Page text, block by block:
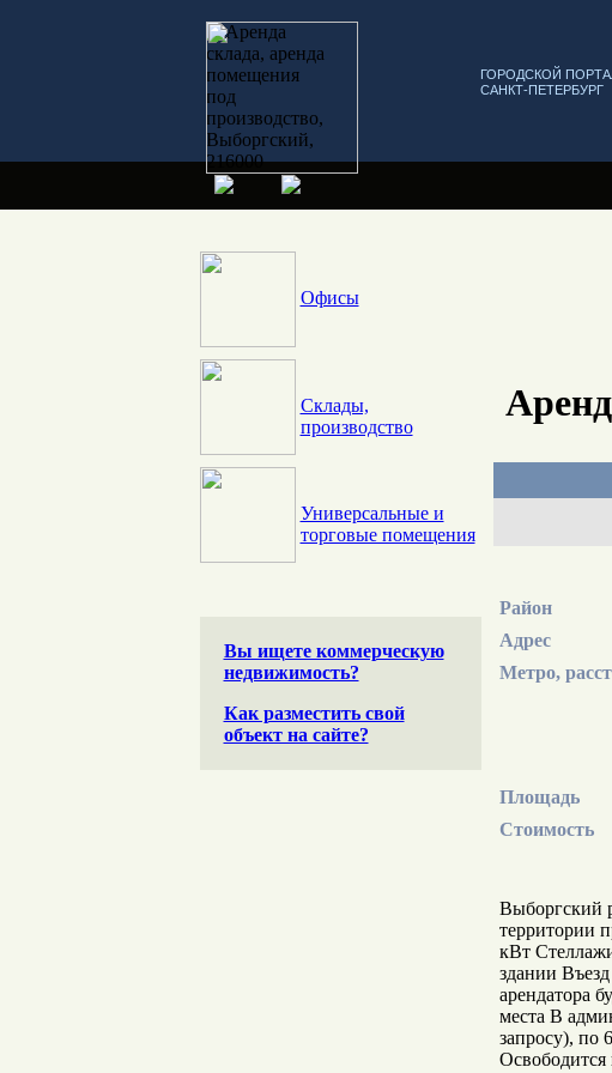
ГОРОДСКОЙ
САНКТ-ПЕТЕРБУРГ
Офисы
Склады,
производство
Универсальные и
торговые помещения
Вы ищете коммерческую
недвижимость?
Как разместить свой
объект на сайте?
Район
Адрес
Метро,
Площадь
Стоимость
Выборгский
территории
кВт
здании
арендатора
места В
запросу), по
Освободится